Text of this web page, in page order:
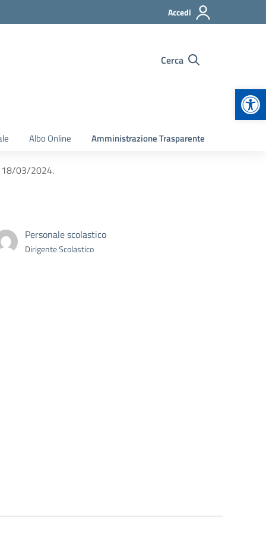
Accedi
Cerca
Albo Online Amministrazione Trasparente
18/03/2024.
Personale scolastico
Dirigente Scolastico